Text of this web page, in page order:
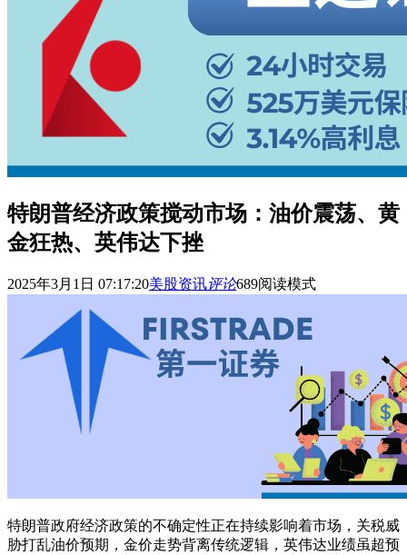
特朗普经济政策搅动市场：油价震荡、黄
金狂热、英伟达下挫
2025年3月1日 07:17:20美股资讯评论689阅读模式
特朗普政府经济政策的不确定性正在持续影响着市场，关税威
胁打乱油价预期，金价走势背离传统逻辑，英伟达业绩虽超预